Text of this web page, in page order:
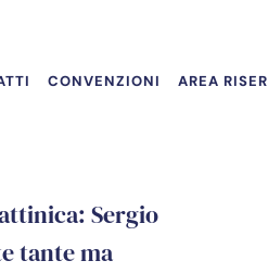
CONVENZIONI AREA
Sergio
tante ma